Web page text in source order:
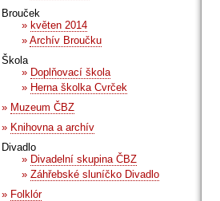
Brouček
» květen 2014
» Archív Broučku
Škola
» Doplňovací škola
» Herna školka Cvrček
» Muzeum ČBZ
» Knihovna a archív
Divadlo
» Divadelní skupina ČBZ
» Záhřebské sluníčko Divadlo
» Folklór